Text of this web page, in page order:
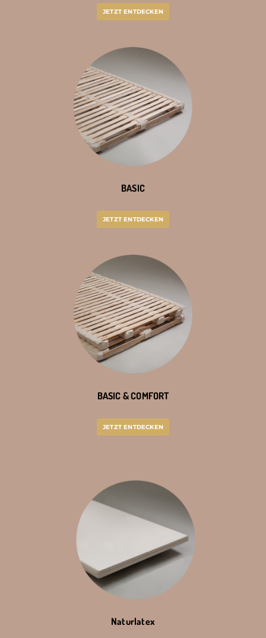
JETZT ENTDECKEN
BASIC
JETZT ENTDECKEN
BASIC & COMFORT
JETZT ENTDECKEN
Naturlatex